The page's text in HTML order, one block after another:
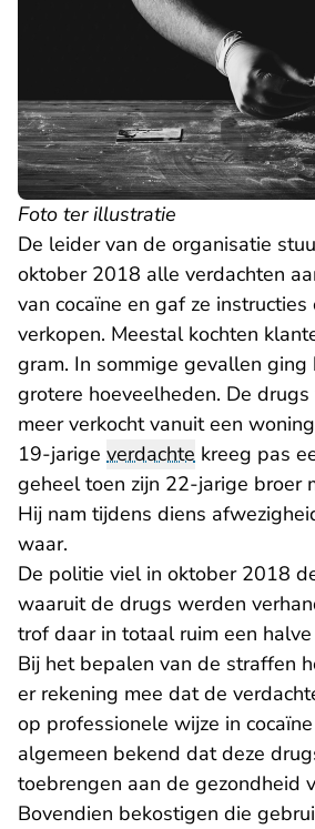
Foto ter illustratie
De leider van de organisatie
oktober 2018 alle verdachten
van cocaïne en gaf ze
verkopen. Meestal kochten
gram. In sommige gevallen ging
grotere hoeveelheden. De
meer verkocht vanuit een
19-jarige verdachte kreeg pas
geheel toen zijn 22-jarige broer
Hij nam tijdens diens
waar.
De politie viel in oktober 2018
waaruit de drugs werden
trof daar in totaal ruim een halve
Bij het bepalen van de straffen
er rekening mee dat de
op professionele wijze in
algemeen bekend dat deze
toebrengen aan de gezondheid
Bovendien bekostigen die